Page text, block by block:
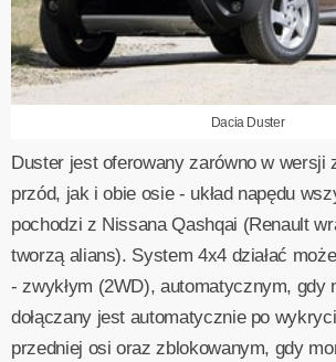
Dacia Duster
Duster jest oferowany zarówno w wersji
przód, jak i obie osie - układ napędu
pochodzi z Nissana Qashqai (Renault
tworzą alians). System 4x4 działać
- zwykłym (2WD), automatycznym, gdy
dołączany jest automatycznie po
przedniej osi oraz zblokowanym, gdy